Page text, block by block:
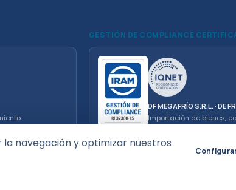
GESTIÓN DE COMPLIANCE
DF MEGAFRÍO S.R.L. · DE
Importación de bienes,
electrodomésticos.
navegación y optimizar nuestros